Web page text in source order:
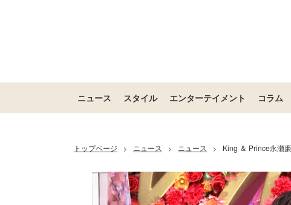
ニュース スタイル エンターテイメント コラム
トップページ > ニュース > ニュース > King ＆ Prince永瀬